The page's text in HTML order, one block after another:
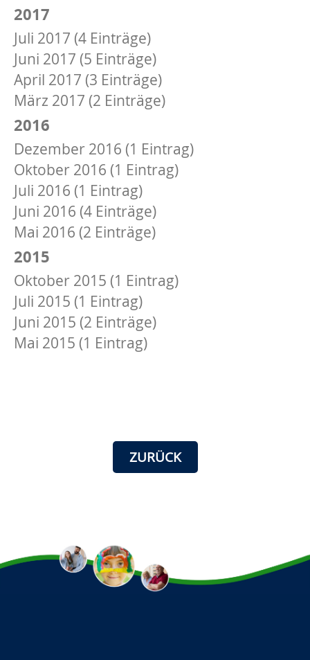
2017
Juli 2017 (4 Einträge)
Juni 2017 (5 Einträge)
April 2017 (3 Einträge)
März 2017 (2 Einträge)
2016
Dezember 2016 (1 Eintrag)
Oktober 2016 (1 Eintrag)
Juli 2016 (1 Eintrag)
Juni 2016 (4 Einträge)
Mai 2016 (2 Einträge)
2015
Oktober 2015 (1 Eintrag)
Juli 2015 (1 Eintrag)
Juni 2015 (2 Einträge)
Mai 2015 (1 Eintrag)
ZURÜCK